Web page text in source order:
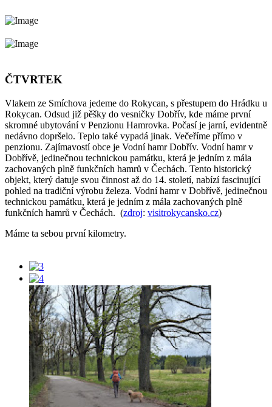
ČTVRTEK
Vlakem ze Smíchova jedeme do Rokycan, s přestupem do Hrádku u
Rokycan. Odsud již pěšky do vesničky Dobřív, kde máme první
skromné ubytování v Penzionu Hamrovka. Počasí je jarní, evidentně
nedávno dopršelo. Teplo také vypadá jinak. Večeříme přímo v
penzionu. Zajímavostí obce je Vodní hamr Dobřív. Vodní hamr v
Dobřívě, jedinečnou technickou památku, která je jedním z mála
zachovaných plně funkčních hamrů v Čechách. Tento historický
objekt, který datuje svou činnost až do 14. století, nabízí fascinující
pohled na tradiční výrobu železa. Vodní hamr v Dobřívě, jedinečnou
technickou památku, která je jedním z mála zachovaných plně
funkčních hamrů v Čechách. (zdroj: visitrokycansko.cz)
Máme ta sebou první kilometry.